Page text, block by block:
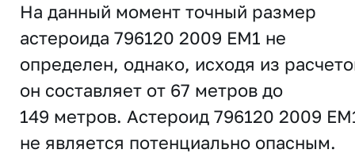
На данный момент точный размер
астероида 796120 2009 EM1 не
определен, однако, исходя из
он составляет от 67 метров до
149 метров. Астероид 796120 2009
не является потенциально опасным.